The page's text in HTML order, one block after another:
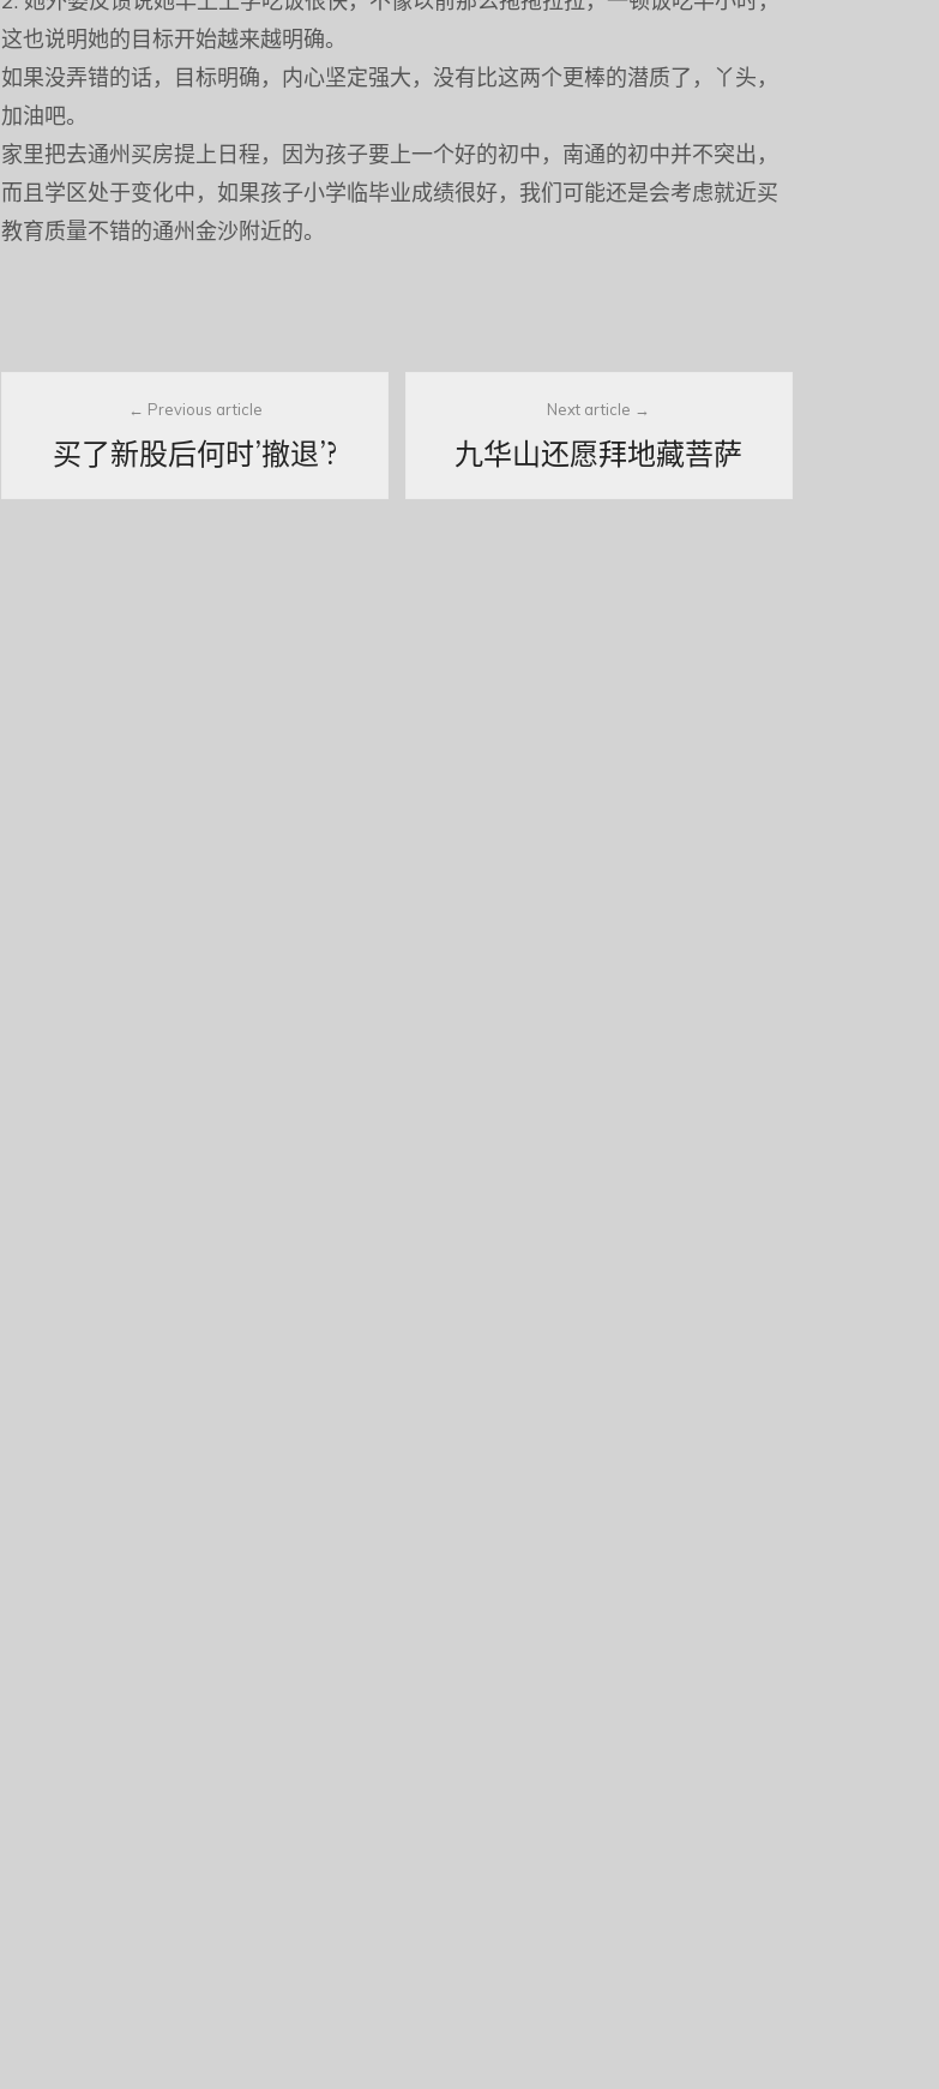
这也说明她的目标开始越来越明确。
如果没弄错的话，目标明确，内心坚定强大，没有比这两个更棒的潜质了，丫头，
加油吧。
家里把去通州买房提上日程，因为孩子要上一个好的初中，南通的初中并不突出，
而且学区处于变化中，如果孩子小学临毕业成绩很好，我们可能还是会考虑就近买
教育质量不错的通州金沙附近的。
navigation
Previous article
买了新股后何时’撤退’?
Next article
九华山还愿拜地藏菩萨